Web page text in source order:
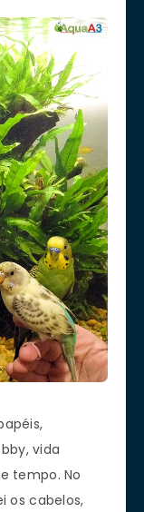
vida
tempo. No
os cabelos,